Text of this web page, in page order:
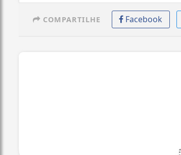
COMPARTILHE Facebook